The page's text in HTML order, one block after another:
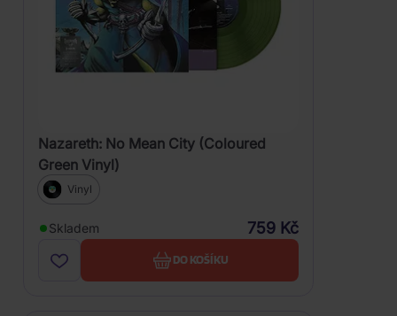
Nazareth: No Mean City (Coloured
Green Vinyl)
Vinyl
Skladem 759 Kč
DO KOŠÍKU